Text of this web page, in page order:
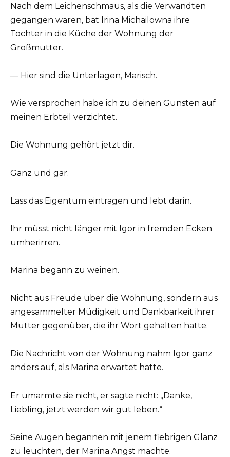
Nach dem Leichenschmaus, als die Verwandten
gegangen waren, bat Irina Michailowna ihre
Tochter in die Küche der Wohnung der
Großmutter.
— Hier sind die Unterlagen, Marisch.
Wie versprochen habe ich zu deinen Gunsten auf
meinen Erbteil verzichtet.
Die Wohnung gehört jetzt dir.
Ganz und gar.
Lass das Eigentum eintragen und lebt darin.
Ihr müsst nicht länger mit Igor in fremden Ecken
umherirren.
Marina begann zu weinen.
Nicht aus Freude über die Wohnung, sondern aus
angesammelter Müdigkeit und Dankbarkeit ihrer
Mutter gegenüber, die ihr Wort gehalten hatte.
Die Nachricht von der Wohnung nahm Igor ganz
anders auf, als Marina erwartet hatte.
Er umarmte sie nicht, er sagte nicht: „Danke,
Liebling, jetzt werden wir gut leben.“
Seine Augen begannen mit jenem fiebrigen Glanz
zu leuchten, der Marina Angst machte.